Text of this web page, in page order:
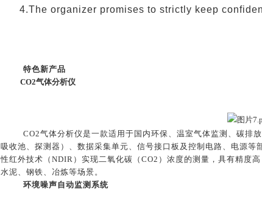
4.The organizer promises to strictly keep
特色新产品
CO2气体分析仪
CO2气体分析仪是一款适用于国内环保、温室气体监测、碳排
吸收池、探测器）、数据采集单元、信号接口板及控制电路、电源
性红外技术（NDIR）实现二氧化碳（CO2）浓度的测量，具有精度
水泥、钢铁、冶炼等场景。
环境噪声自动监测系统